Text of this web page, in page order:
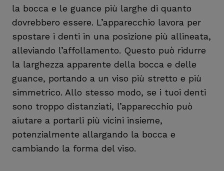
la bocca e le guance più larghe di quanto
dovrebbero essere. L’apparecchio lavora per
spostare i denti in una posizione più allineata,
alleviando l’affollamento. Questo può ridurre
la larghezza apparente della bocca e delle
guance, portando a un viso più stretto e più
simmetrico. Allo stesso modo, se i tuoi denti
sono troppo distanziati, l’apparecchio può
aiutare a portarli più vicini insieme,
potenzialmente allargando la bocca e
cambiando la forma del viso.